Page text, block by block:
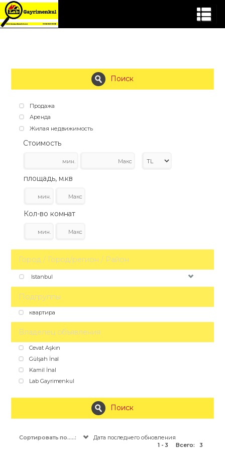
Поиск
Продажа
Аренда
Жилая недвижимость
Стоимость
площадь, м.кв
Кол-во комнат
Город / Город/регион / Район
Istanbul
Подгруппы
квартира
Владелец объявления
Cevat Aşkın
Gülşah İnal
Kamil İnal
Lab Gayrimenkul
Поиск
Сортировать по.....:
Дата последнего обновления
1 - 3
Всего: 3